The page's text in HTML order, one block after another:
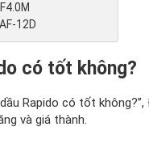
12D
có tốt không?
Rapido có tốt
và giá thành.